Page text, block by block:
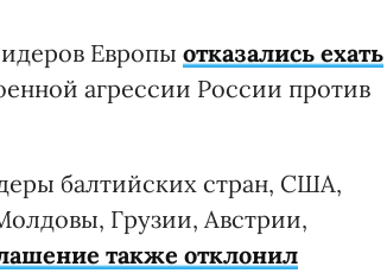
Европы отказались ехать
агрессии России против
балтийских стран, США,
Грузии, Австрии,
также отклонил